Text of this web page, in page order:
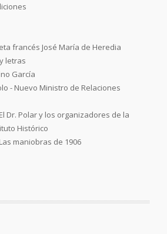
francés José María de Heredia
letras
García
- Nuevo Ministro de Relaciones
Dr. Polar y los organizadores de la
Histórico
maniobras de 1906